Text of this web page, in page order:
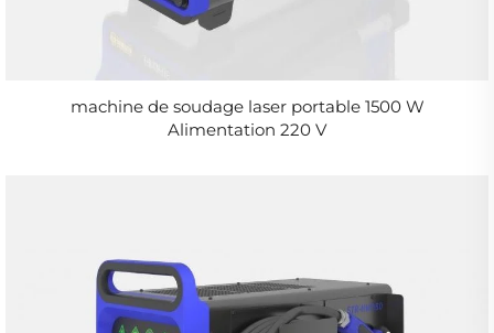
machine de soudage laser portable 1500 W
Alimentation 220 V